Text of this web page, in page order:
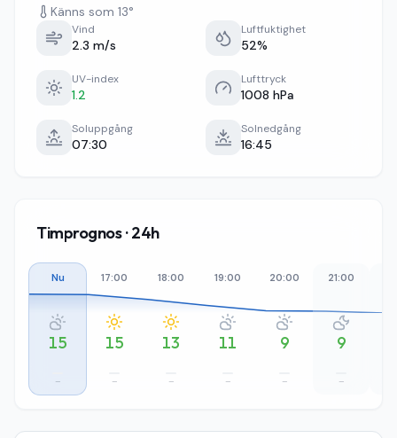
Känns som 13°
Vind
2.3 m/s
Luftfuktighet
52%
UV-index
1.2
Lufttryck
1008 hPa
Soluppgång
07:30
Solnedgång
16:45
Timprognos · 24h
Nu
15
–
17:00
15
–
18:00
13
–
19:00
11
–
20:00
9
–
21:00
9
–